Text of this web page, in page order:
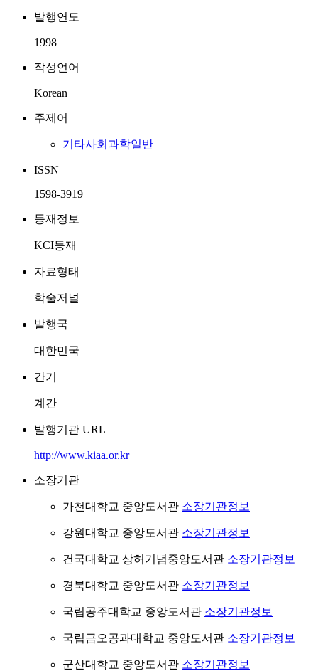
발행연도
1998
작성언어
Korean
주제어
기타사회과학일반
ISSN
1598-3919
등재정보
KCI등재
자료형태
학술저널
발행국
대한민국
간기
계간
발행기관 URL
http://www.kiaa.or.kr
소장기관
가천대학교 중앙도서관 소장기관정보
강원대학교 중앙도서관 소장기관정보
건국대학교 상허기념중앙도서관 소장기관정보
경북대학교 중앙도서관 소장기관정보
국립공주대학교 중앙도서관 소장기관정보
국립금오공과대학교 중앙도서관 소장기관정보
군산대학교 중앙도서관 소장기관정보